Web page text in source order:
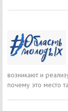
возникают и
почему это место